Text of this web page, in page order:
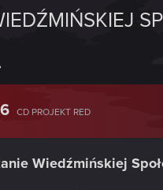
CD PROJEKT RED
Wiedźmińskiej